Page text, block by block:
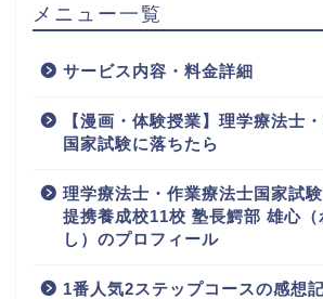
メニュー一覧
サービス内容・料金詳細
【漫画・体験授業】理学療法士
国家試験に落ちたら
理学療法士・作業療法士国家試
提携養成校11校 塾長鰐部 雄心（
し）のプロフィール
1番人気2ステップコースの感想